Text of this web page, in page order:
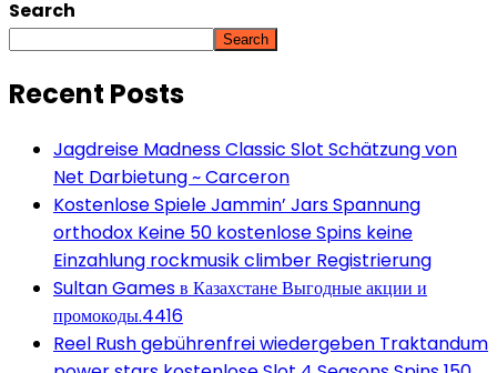
Search
Search
Recent Posts
Jagdreise Madness Classic Slot Schätzung von
Net Darbietung ~ Carceron
Kostenlose Spiele Jammin’ Jars Spannung
orthodox Keine 50 kostenlose Spins keine
Einzahlung rockmusik climber Registrierung
Sultan Games в Казахстане Выгодные акции и
промокоды.4416
Reel Rush gebührenfrei wiedergeben Traktandum